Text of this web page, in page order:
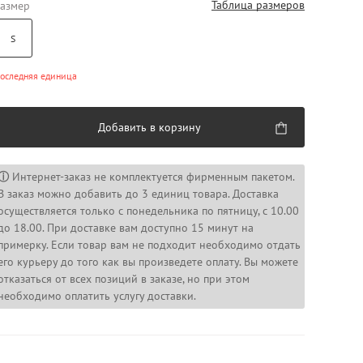
Таблица размеров
S
единица
Добавить в корзину
Интернет-заказ не комплектуется фирменным пакетом.
заказ можно добавить до 3 единиц товара. Доставка
только с понедельника по пятницу, с 10.00
18.00. При доставке вам доступно 15 минут на
Если товар вам не подходит необходимо отдать
курьеру до того как вы произведете оплату. Вы можете
от всех позиций в заказе, но при этом
оплатить услугу доставки.